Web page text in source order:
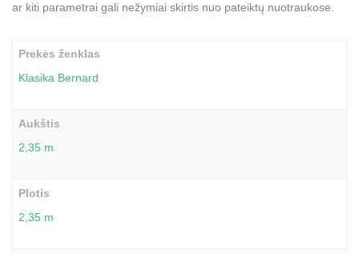
ar kiti parametrai gali nežymiai skirtis nuo pateiktų nuotraukose.
Prekės ženklas
Klasika Bernard
Aukštis
2,35 m
Plotis
2,35 m